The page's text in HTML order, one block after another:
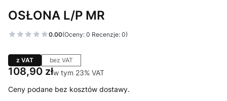
OSŁONA L/P MR
0.00(Oceny: 0 Recenzje: 0)
z VAT bez VAT
Cena
108,90 złw tym 23% VAT
w tym 23% VAT
Ceny podane bez kosztów dostawy.